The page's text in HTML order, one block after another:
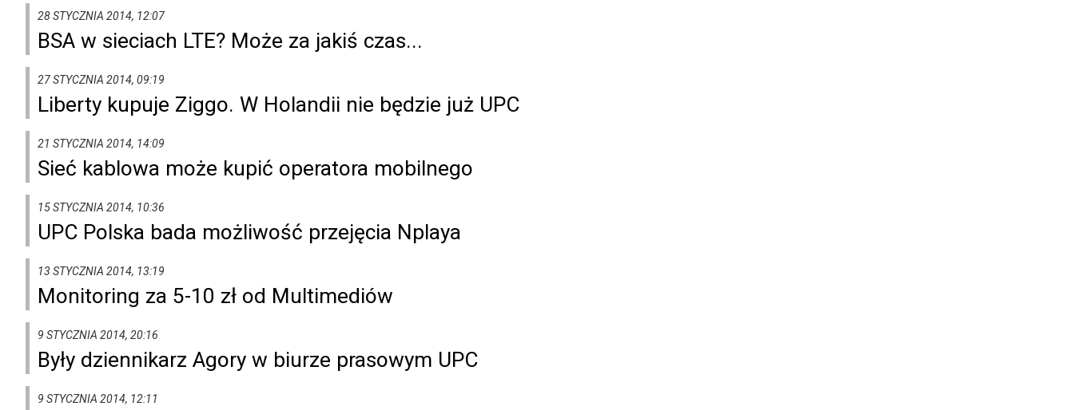
28 STYCZNIA 2014, 12:07
BSA w sieciach LTE? Może za jakiś czas...
27 STYCZNIA 2014, 09:19
Liberty kupuje Ziggo. W Holandii nie będzie już UPC
21 STYCZNIA 2014, 14:09
Sieć kablowa może kupić operatora mobilnego
15 STYCZNIA 2014, 10:36
UPC Polska bada możliwość przejęcia Nplaya
13 STYCZNIA 2014, 13:19
Monitoring za 5-10 zł od Multimediów
9 STYCZNIA 2014, 20:16
Były dziennikarz Agory w biurze prasowym UPC
9 STYCZNIA 2014, 12:11